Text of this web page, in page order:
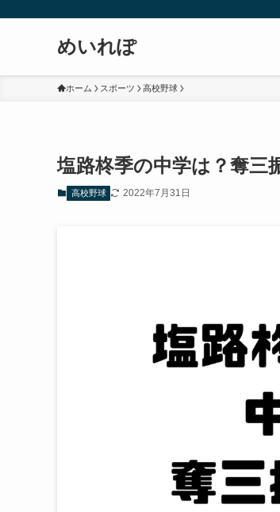
めいれぽ
ホーム スポーツ 高校野球
塩路柊季の中学は？奪三
高校野球 2022年7月31日